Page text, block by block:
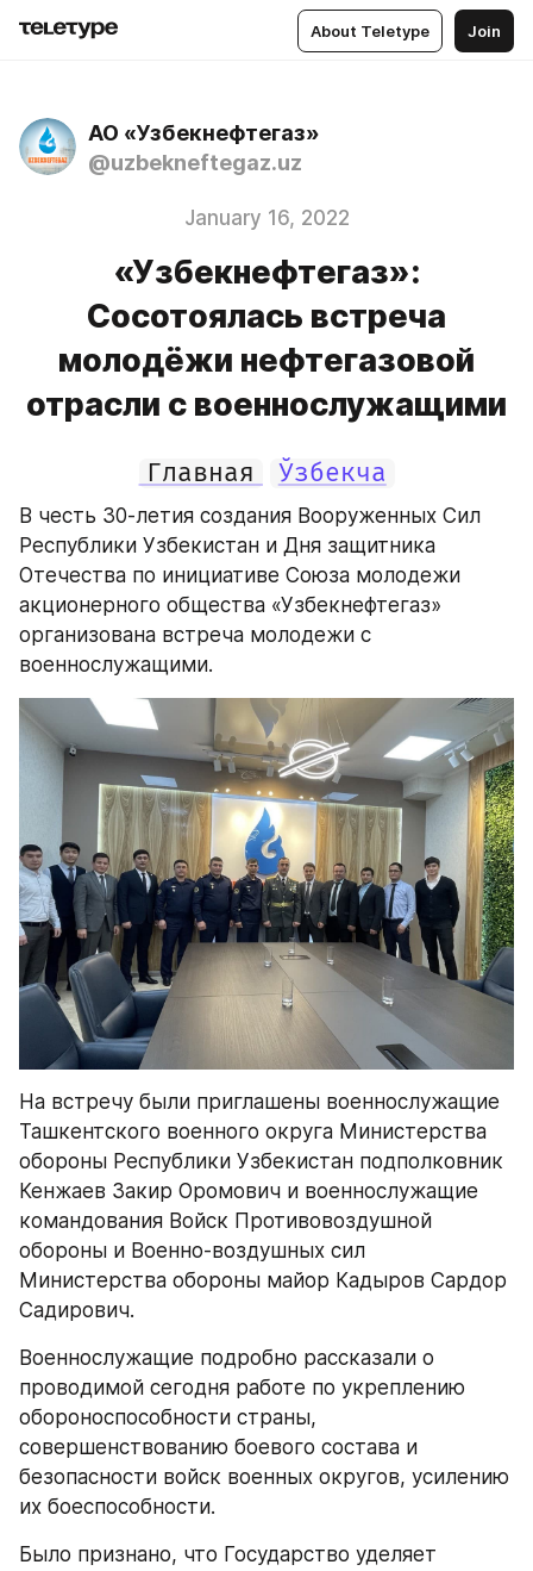
About Teletype Join
АО «Узбекнефтегаз»
@uzbekneftegaz.uz
January 16, 2022
«Узбекнефтегаз»:
Сосотоялась встреча
молодёжи нефтегазовой
отрасли с военнослужащими
Главная Ўзбекча
В честь 30-летия создания Вооруженных Сил
Республики Узбекистан и Дня защитника
Отечества по инициативе Союза молодежи
акционерного общества «Узбекнефтегаз»
организована встреча молодежи с
военнослужащими.
На встречу были приглашены военнослужащие
Ташкентского военного округа Министерства
обороны Республики Узбекистан подполковник
Кенжаев Закир Оромович и военнослужащие
командования Войск Противовоздушной
обороны и Военно-воздушных сил
Министерства обороны майор Кадыров Сардор
Садирович.
Военнослужащие подробно рассказали о
проводимой сегодня работе по укреплению
обороноспособности страны,
совершенствованию боевого состава и
безопасности войск военных округов, усилению
их боеспособности.
Было признано, что Государство уделяет